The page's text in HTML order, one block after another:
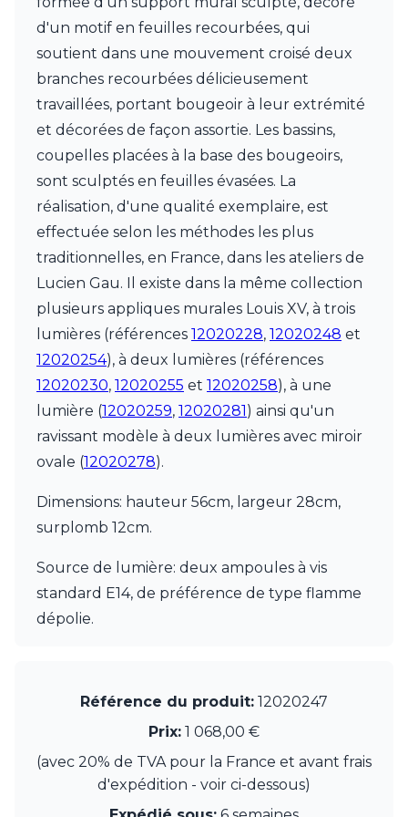
Charlot&Cie
Concept Verre
CVL Luminaires
Dark
Elstead Lighting
Estro
Faro
Ferroluce Classic
Fine Art Lamps
Fontini
Gau Lighting
Hind Rabii
Hisle
Holtkötter
Hudson Valley
Italamp
Jacques Garcia
JP Ryckaert
Karboxx
Leds C4
Leucos
LichtRaum Funktion
Lucide
Luminara
Lumini
Lum’Art
Lupia Licht
Michael Anastassiades
Minilampe
d'un motif en feuilles recourbées, qui
soutient dans une mouvement croisé deux
branches recourbées délicieusement
travaillées, portant bougeoir à leur extrémité
et décorées de façon assortie. Les bassins,
coupelles placées à la base des bougeoirs,
sont sculptés en feuilles évasées. La
réalisation, d'une qualité exemplaire, est
effectuée selon les méthodes les plus
traditionnelles, en France, dans les ateliers de
Lucien Gau. Il existe dans la même collection
plusieurs appliques murales Louis XV, à trois
lumières (références 12020228, 12020248 et
12020254), à deux lumières (références
12020230, 12020255 et 12020258), à une
lumière (12020259, 12020281) ainsi qu'un
ravissant modèle à deux lumières avec miroir
ovale (12020278).
Dimensions: hauteur 56cm, largeur 28cm,
surplomb 12cm.
Source de lumière: deux ampoules à vis
standard E14, de préférence de type flamme
dépolie.
Référence du produit: 12020247
Prix: 1 068,00 €
(avec 20% de TVA pour la France et avant frais
d'expédition - voir ci-dessous)